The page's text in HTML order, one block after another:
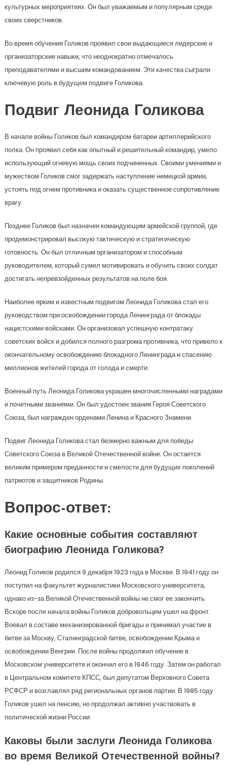
культурных мероприятиях. Он был уважаемым и популярным среди
своих сверстников.
Во время обучения Голиков проявил свои выдающиеся лидерские и
организаторские навыки, что неоднократно отмечалось
преподавателями и высшим командованием. Эти качества сыграли
ключевую роль в будущем подвиге Голикова.
Подвиг Леонида Голикова
В начале войны Голиков был командиром батареи артиллерийского
полка. Он проявил себя как опытный и решительный командир, умело
использующий огневую мощь своих подчиненных. Своими умениями и
мужеством Голиков смог задержать наступление немецкой армии,
устоять под огнем противника и оказать существенное сопротивление
врагу.
Позднее Голиков был назначен командующим армейской группой, где
продемонстрировал высокую тактическую и стратегическую
готовность. Он был отличным организатором и способным
руководителем, который сумел мотивировать и обучить своих солдат
достигать непревзойденных результатов на поле боя.
Наиболее ярким и известным подвигом Леонида Голикова стал его
руководством при освобождении города Ленинграда от блокады
нацистскими войсками. Он организовал успешную контратаку
советских войск и добился полного разгрома противника, что привело к
окончательному освобождению блокадного Ленинграда и спасению
миллионов жителей города от голода и смерти.
Военный путь Леонида Голикова украшен многочисленными наградами
и почетными званиями. Он был удостоен звания Героя Советского
Союза, был награжден орденами Ленина и Красного Знамени.
Подвиг Леонида Голикова стал безмерно важным для победы
Советского Союза в Великой Отечественной войне. Он остается
великим примером преданности и смелости для будущих поколений
патриотов и защитников Родины.
Вопрос-ответ:
Какие основные события составляют
биографию Леонида Голикова?
Леонид Голиков родился 9 декабря 1923 года в Москве. В 1941 году он
поступил на факультет журналистики Московского университета,
однако из-за Великой Отечественной войны не смог ее закончить.
Вскоре после начала войны Голиков добровольцем ушел на фронт.
Воевал в составе механизированной бригады и принимал участие в
битве за Москву, Сталинградской битве, освобождении Крыма и
освобождении Венгрии. После войны продолжил обучение в
Московском университете и окончил его в 1946 году. Затем он работал
в Центральном комитете КПСС, был депутатом Верховного Совета
РСФСР и возглавлял ряд региональных органов партии. В 1985 году
Голиков ушел на пенсию, но продолжал активно участвовать в
политической жизни России.
Каковы были заслуги Леонида Голикова
во время Великой Отечественной войны?